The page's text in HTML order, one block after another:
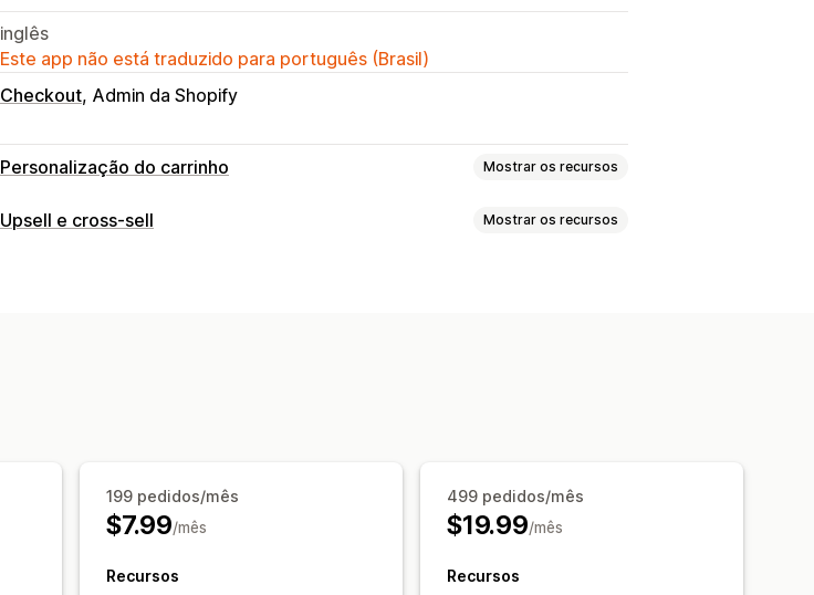
inglês
Este app não está traduzido para português (Brasil)
Checkout Admin da Shopify
Personalização do carrinho Mostrar os recursos
Upsell
Upsell e cross-sell Mostrar os recursos
Taxas de conversão
199 pedidos/mês
$7.99/mês
Recursos
499 pedidos/mês
$19.99/mês
Recursos